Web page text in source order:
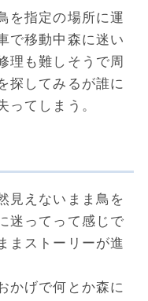
を指定の場所に運
で移動中森に迷い
理も難しそうで周
探してみるが誰に
ってしまう。
見えないまま鳥を
迷ってって感じで
まストーリーが進
かげで何とか森に